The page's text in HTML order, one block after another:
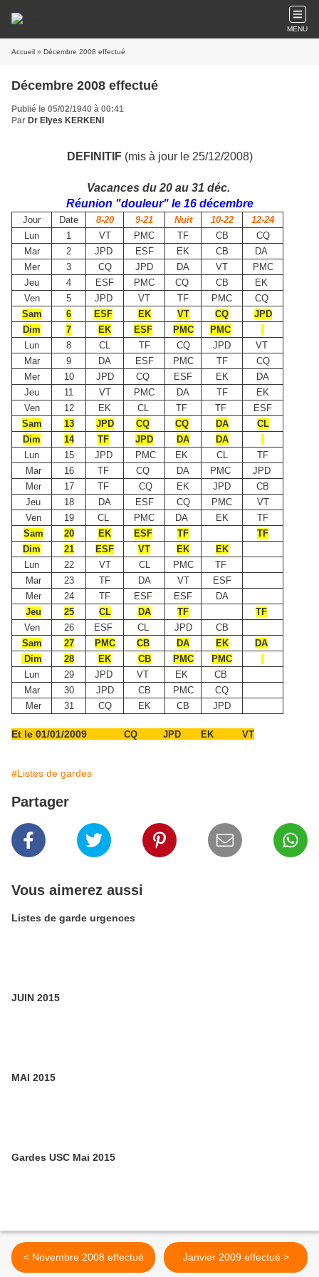
MENU
Accueil » Décembre 2008 effectué
Décembre 2008 effectué
Publié le 05/02/1940 à 00:41
Par Dr Elyes KERKENI
DEFINITIF(mis à jour le 25/12/2008)
Vacances du 20 au 31 déc.
Réunion "douleur" le 16 décembre
Jour Date 8-20 9-21 Nuit 10-22
12-24
Lun
1 VT PMC TF CB
CQ
Mar
2 JPD ESF EK CB
DA
Mer
3 CQ JPD DA VT
PMC
Jeu
4 ESF PMC CQ CB
EK
Ven
5 JPD VT TF PMC
CQ
Sam
6 ESF EK VT CQ
JPD
Dim
7 EK ESF PMC
PMC
Lun
8 CL TF CQ JPD
VT
Mar
9 DA ESF PMC TF
CQ
Mer
10 JPD CQ ESF EK
DA
Jeu
11 VT PMC DA TF
EK
Ven
12 EK CL TF TF
ESF
Sam
13 JPD CQ CQ DA
CL
Dim
14 TF JPD DA
DA
Lun
15 JPD PMC EK CL
TF
Mar
16 TF CQ DA PMC
JPD
Mer
17 TF CQ EK JPD
CB
Jeu
18 DA ESF CQ PMC
VT
Ven
19 CL PMC DA EK
TF
Sam
20 EK ESF TF TF
Dim
21 ESF VT EK
EK
Lun
22 VT CL PMC
TF
Mar
23 TF DA VT
ESF
Mer
24 TF ESF ESF
DA
Jeu
25 CL DA TF
TF
Ven
26 ESF CL JPD
CB
Sam
27 PMC CB DA EK
DA
Dim
28 EK CB PMC
PMC
Lun
29 JPD VT EK
CB
Mar
30 JPD CB PMC
CQ
Mer
31 CQ EK CB JPD
Et le 01/01/2009 CQ JPD EK VT
#Listes de gardes
Partager
Vous aimerez aussi
Listes de garde urgences
JUIN 2015
MAI 2015
Gardes USC Mai 2015
< Novembre 2008 effectué Janvier 2009 effectué >